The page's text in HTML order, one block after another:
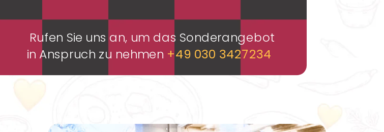
Rufen Sie uns an, um das Sonderangebot
in Anspruch zu nehmen +49 030 3427234